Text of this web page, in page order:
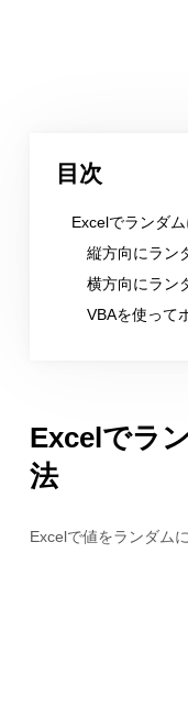
目次
Excelでランダ
縦方向にラン
横方向にラン
VBAを使って
Excelでラ
法
Excelで値をランダム